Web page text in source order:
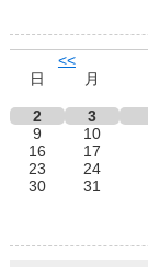
<<
日
月
2
3
9
10
16
17
23
24
30
31